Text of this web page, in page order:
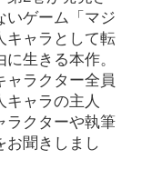
いゲーム「マジ
キャラとして転
生きる本作。
ャラクター全員
キャラの主人
ラクターや執筆
お聞きしまし